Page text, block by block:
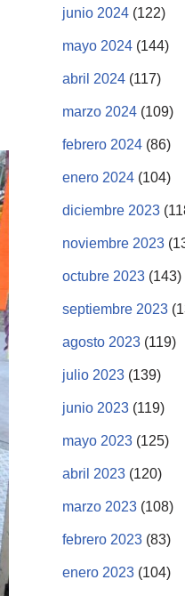
junio 2024 (122)
mayo 2024 (144)
abril 2024 (117)
marzo 2024 (109)
febrero 2024 (86)
enero 2024 (104)
diciembre 2023
noviembre 2023
octubre 2023 (143)
septiembre 2023
agosto 2023 (119)
julio 2023 (139)
junio 2023 (119)
mayo 2023 (125)
abril 2023 (120)
marzo 2023 (108)
febrero 2023 (83)
enero 2023 (104)